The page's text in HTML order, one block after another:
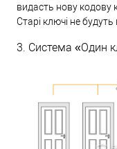
видасть нову кодову
Старі ключі не будуть
3. Система «Один